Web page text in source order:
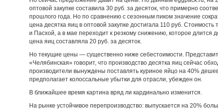
оптовой закупке составила 30 руб. за десяток, что примерно
прошлого года. Но по сравнению с сезонным пиком значение
цена десятка яиц в оптовой закупке достигала 110 руб.
и Пасхой, а в мае переходит к резкому снижению, которое длится
цена яиц составляла 20 руб. за десяток.
Но текущие цены — существенно ниже себестоимости.
«Челябинская» говорит, что производство десятка яиц сейчас
производители вынуждены поставлять куриное яйцо на 40%
предполагает колоссальные убытки для отрасли, убежден он.
В ближайшее время картина вряд ли кардинально изменится.
На рынке устойчивое перепроизводство: выпускается на 20%